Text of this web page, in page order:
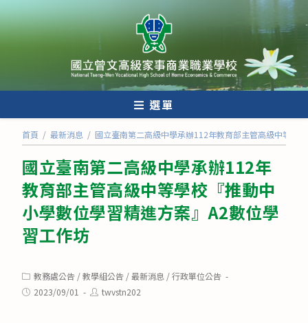
跳
轉
至
內
選單
首頁 / 最新消息 / 國立臺南第二高級中學承辦112年教育部主管高級中等學
國立臺南第二高級中學承辦112年
教育部主管高級中等學校『推動中
小學數位學習精進方案』A2數位學
習工作坊
Post
category:
教務處公告 /教學組公告 /最新消息 /行政單位公告
Post2023/09/01
Posttwvstn202